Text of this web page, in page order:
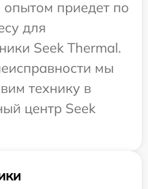
приедет по
для
Seek Thermal.
мы
технику в
центр Seek